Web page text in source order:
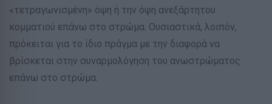
«τετραγωνισμένη» όψη ή την όψη ανεξάρτητου
κομματιού επάνω στο στρώμα. Ουσιαστικά, λοιπόν,
πρόκειται για το ίδιο πράγμα με την διαφορά να
βρίσκεται στην συναρμολόγηση του ανωστρώματος
επάνω στο στρώμα.